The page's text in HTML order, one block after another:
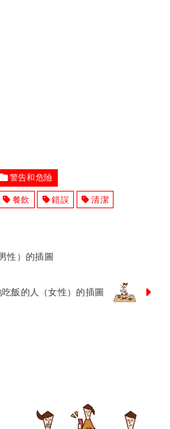
警告和危險
餐飲 錯誤 清潔
性）的插圖
飯的人（女性）的插圖